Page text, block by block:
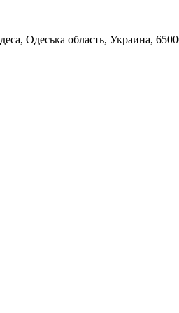
Одеська область, Украина,